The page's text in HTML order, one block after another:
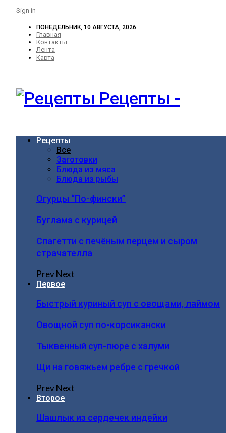
Sign in
ПОНЕДЕЛЬНИК, 10 АВГУСТА, 2026
Главная
Контакты
Лента
Карта
Рецепты -
Рецепты
Все
Заготовки
Блюда из мяса
Блюда из рыбы
Огурцы “По-фински”
Буглама с курицей
Спагетти с печёным перцем и сыром
страчателла
PrevNext
Первое
Быстрый куриный суп с овощами, лаймом
Овощной суп по-корсикански
Тыквенный суп-пюре с халуми
Щи на говяжьем ребре с гречкой
PrevNext
Второе
Шашлык из сердечек индейки